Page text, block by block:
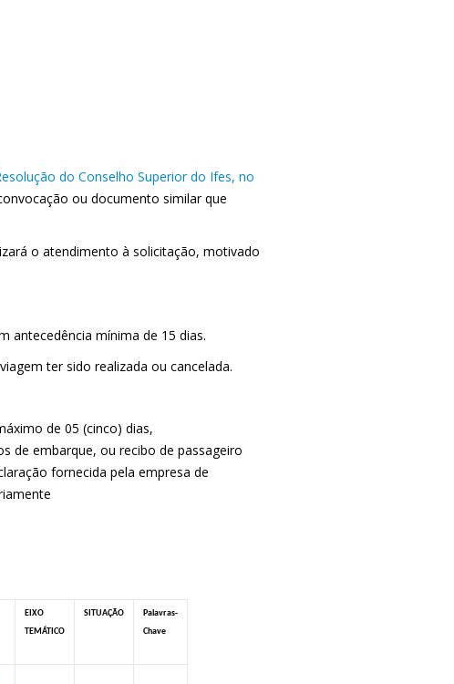
do Conselho Superior do Ifes, no
ou documento similar que
o atendimento à solicitação, motivado
antecedência mínima de 15 dias.
ter sido realizada ou cancelada.
de 05 (cinco) dias,
de embarque, ou recibo de passageiro
fornecida pela empresa de
EIXO
TEMÁTICO
SITUAÇÃO
Palavras-
Chave